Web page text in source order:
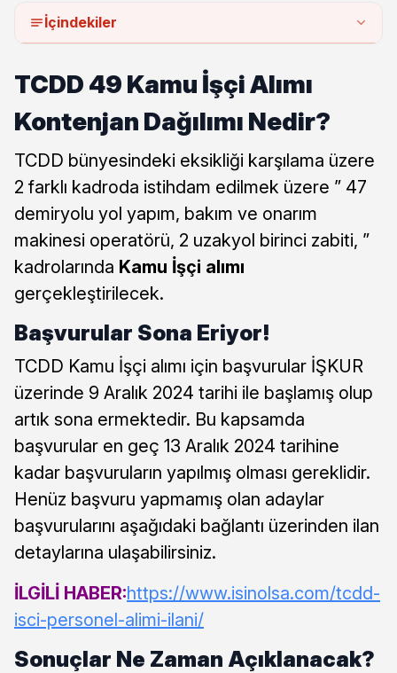
İçindekiler
TCDD 49 Kamu İşçi Alımı
Kontenjan Dağılımı Nedir?
TCDD bünyesindeki eksikliği karşılama üzere
2 farklı kadroda istihdam edilmek üzere ” 47
demiryolu yol yapım, bakım ve onarım
makinesi operatörü, 2 uzakyol birinci zabiti, ”
kadrolarında Kamu İşçi alımı
gerçekleştirilecek.
Başvurular Sona Eriyor!
TCDD Kamu İşçi alımı için başvurular İŞKUR
üzerinde 9 Aralık 2024 tarihi ile başlamış olup
artık sona ermektedir. Bu kapsamda
başvurular en geç 13 Aralık 2024 tarihine
kadar başvuruların yapılmış olması gereklidir.
Henüz başvuru yapmamış olan adaylar
başvurularını aşağıdaki bağlantı üzerinden ilan
detaylarına ulaşabilirsiniz.
İLGİLİ HABER:https://www.isinolsa.com/tcdd-
isci-personel-alimi-ilani/
Sonuçlar Ne Zaman Açıklanacak?